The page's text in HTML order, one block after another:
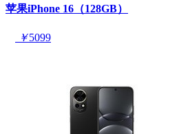
苹果iPhone 16（128GB）
￥5099